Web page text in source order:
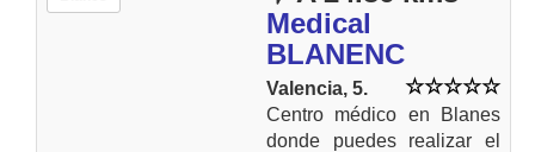
Medical
BLANENC
Valencia, 5.
Centro médico en Blanes
donde puedes realizar el